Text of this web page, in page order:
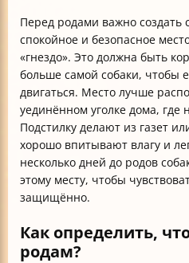
Перед родами важно создать
спокойное и безопасное
«гнездо». Это должна быть
больше самой собаки, чтобы
двигаться. Место лучше
уединённом уголке дома, где
Подстилку делают из газет
хорошо впитывают влагу и
несколько дней до родов
этому месту, чтобы
защищённо.
Как определить,
родам?